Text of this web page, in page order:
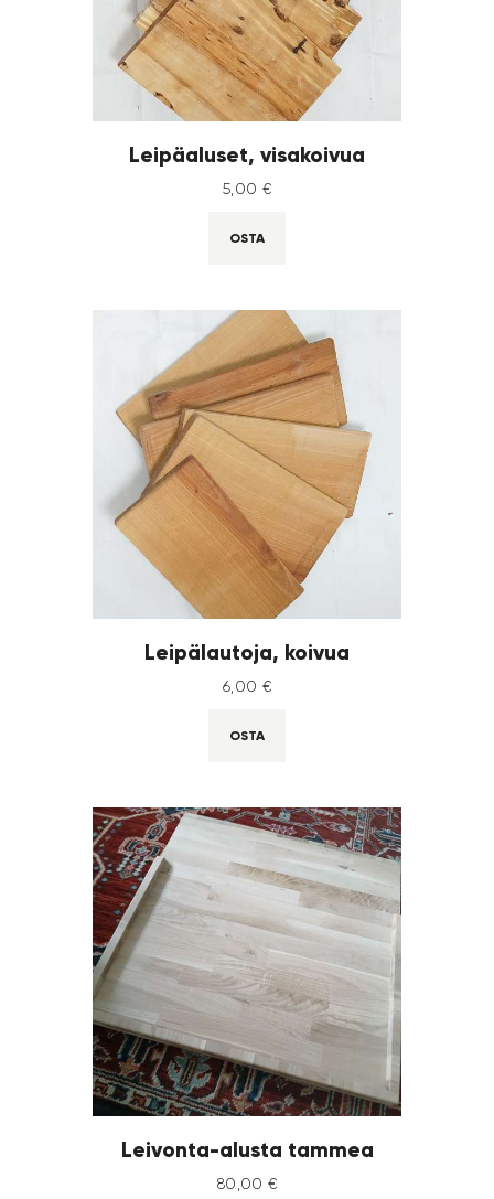
Leipäaluset, visakoivua
5 00 €
OSTA
Leipälautoja, koivua
6 00 €
OSTA
Leivonta-alusta tammea
80 00 €